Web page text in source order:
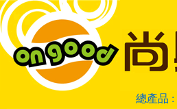
總產品 :